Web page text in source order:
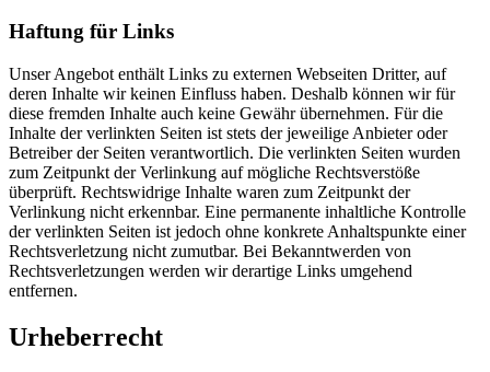
Haftung für Links
Unser Angebot enthält Links zu externen Webseiten Dritter, auf
deren Inhalte wir keinen Einfluss haben. Deshalb können wir für
diese fremden Inhalte auch keine Gewähr übernehmen. Für die
Inhalte der verlinkten Seiten ist stets der jeweilige Anbieter oder
Betreiber der Seiten verantwortlich. Die verlinkten Seiten wurden
zum Zeitpunkt der Verlinkung auf mögliche Rechtsverstöße
überprüft. Rechtswidrige Inhalte waren zum Zeitpunkt der
Verlinkung nicht erkennbar. Eine permanente inhaltliche Kontrolle
der verlinkten Seiten ist jedoch ohne konkrete Anhaltspunkte einer
Rechtsverletzung nicht zumutbar. Bei Bekanntwerden von
Rechtsverletzungen werden wir derartige Links umgehend
entfernen.
Urheberrecht